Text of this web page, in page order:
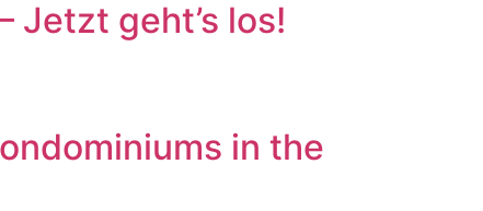
Jetzt geht’s los!
in the